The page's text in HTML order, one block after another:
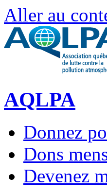
Aller au
AQLPA
Donnez
Dons
Devenez